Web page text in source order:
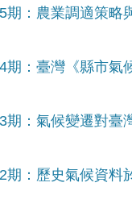
期：農業調適策
期：臺灣《縣市
期：氣候變遷對
期：歷史氣候資